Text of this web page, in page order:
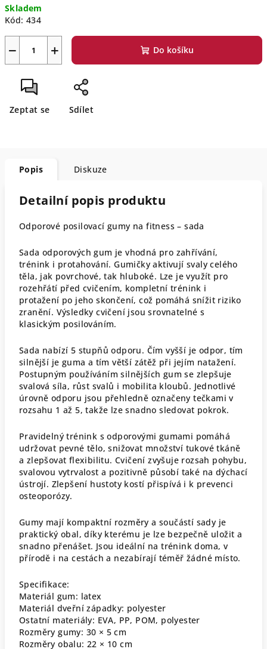
cena:
Skladem
Kód: 434
+
− Do košíku
Zeptat se Sdílet
Popis Diskuze
Detailní popis produktu
Odporové posilovací gumy na fitness – sada
Sada odporových gum je vhodná pro zahřívání,
trénink i protahování. Gumičky aktivují svaly celého
těla, jak povrchové, tak hluboké. Lze je využít pro
rozehřátí před cvičením, kompletní trénink i
protažení po jeho skončení, což pomáhá snížit riziko
zranění. Výsledky cvičení jsou srovnatelné s
klasickým posilováním.
Sada nabízí 5 stupňů odporu. Čím vyšší je odpor, tím
silnější je guma a tím větší zátěž při jejím natažení.
Postupným používáním silnějších gum se zlepšuje
svalová síla, růst svalů i mobilita kloubů. Jednotlivé
úrovně odporu jsou přehledně označeny tečkami v
rozsahu 1 až 5, takže lze snadno sledovat pokrok.
Pravidelný trénink s odporovými gumami pomáhá
udržovat pevné tělo, snižovat množství tukové tkáně
a zlepšovat flexibilitu. Cvičení zvyšuje rozsah pohybu,
svalovou vytrvalost a pozitivně působí také na dýchací
ústrojí. Zlepšení hustoty kostí přispívá i k prevenci
osteoporózy.
Gumy mají kompaktní rozměry a součástí sady je
praktický obal, díky kterému je lze bezpečně uložit a
snadno přenášet. Jsou ideální na trénink doma, v
přírodě i na cestách a nezabírají téměř žádné místo.
Specifikace:
Materiál gum: latex
Materiál dveřní západky: polyester
Ostatní materiály: EVA, PP, POM, polyester
Rozměry gumy: 30 × 5 cm
Rozměry obalu: 22 × 10 cm